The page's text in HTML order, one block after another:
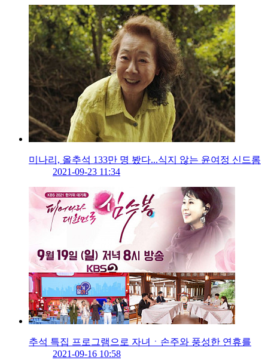
미나리, 올추석 133만 명 봤다...식지 않는 윤여정 신드롬
2021-09-23 11:34
추석 특집 프로그램으로 자녀ㆍ손주와 풍성한 연휴를
2021-09-16 10:58